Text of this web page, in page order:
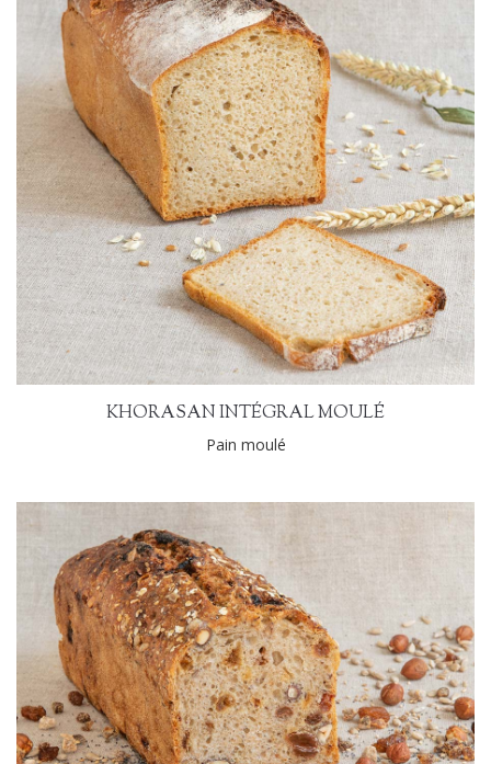
KHORASAN INTÉGRAL MOULÉ
Pain moulé